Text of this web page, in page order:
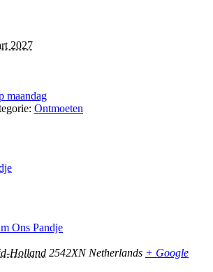
2027
maandag
Ontmoeten
Ons Pandje
Holland 2542XN Netherlands + Google